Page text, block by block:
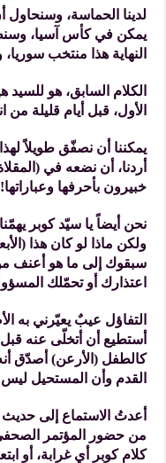
لدينا الحماسة، وسنحاول
يمكن في كأس آسيا،
النهاية هذا منتخب
الكلام السابق، هو
الأول، قبل أيام قليلة
يمكننا أن نصفّق طويلاً لهذا
أردنا، أن نضعه في
خبيرون بأحرفها وعباراتها!
نحن أيضاً يا سيّد كوبر
ولكن ماذا لو كان هذا
سبقوك إلى ما هو أعنف
اعتذارك أو تحمّلك
التفاؤل عيبٌ يعيّرني به
أستطيع أن أتخلّى عنه
كالطفل (الأرعن) أصدّق
القدم وأن المستحيل
أعدتُ الاستماع إلى
كلام كوبر أي غرابة، أو